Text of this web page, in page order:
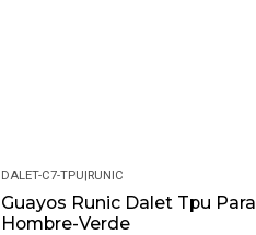
-56%
DALET-C7-TPU|RUNIC
Guayos Runic Dalet Tpu Para
Hombre-Verde